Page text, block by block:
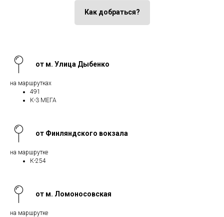
Как добраться?
от м. Улица Дыбенко
на маршрутках
491
К-3 МЕГА
от Финляндского вокзала
на маршрутке
К-254
от м. Ломоносовская
на маршрутке